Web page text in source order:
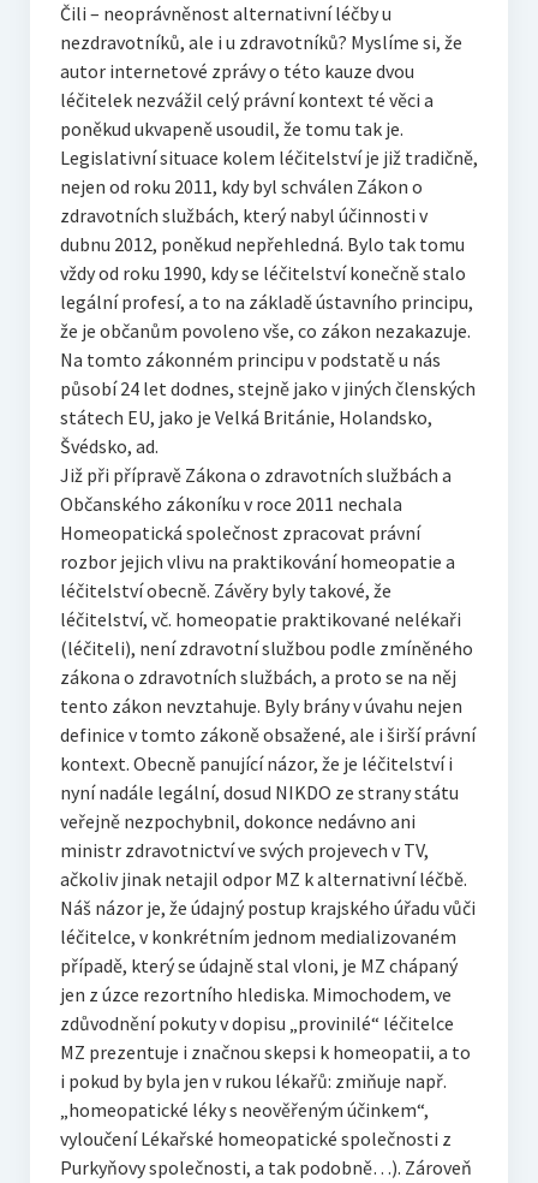
Čili – neoprávněnost alternativní léčby u
nezdravotníků, ale i u zdravotníků? Myslíme si, že
autor internetové zprávy o této kauze dvou
léčitelek nezvážil celý právní kontext té věci a
poněkud ukvapeně usoudil, že tomu tak je.
Legislativní situace kolem léčitelství je již tradičně,
nejen od roku 2011, kdy byl schválen Zákon o
zdravotních službách, který nabyl účinnosti v
dubnu 2012, poněkud nepřehledná. Bylo tak tomu
vždy od roku 1990, kdy se léčitelství konečně stalo
legální profesí, a to na základě ústavního principu,
že je občanům povoleno vše, co zákon nezakazuje.
Na tomto zákonném principu v podstatě u nás
působí 24 let dodnes, stejně jako v jiných členských
státech EU, jako je Velká Británie, Holandsko,
Švédsko, ad.
Již při přípravě Zákona o zdravotních službách a
Občanského zákoníku v roce 2011 nechala
Homeopatická společnost zpracovat právní
rozbor jejich vlivu na praktikování homeopatie a
léčitelství obecně. Závěry byly takové, že
léčitelství, vč. homeopatie praktikované nelékaři
(léčiteli), není zdravotní službou podle zmíněného
zákona o zdravotních službách, a proto se na něj
tento zákon nevztahuje. Byly brány v úvahu nejen
definice v tomto zákoně obsažené, ale i širší právní
kontext. Obecně panující názor, že je léčitelství i
nyní nadále legální, dosud NIKDO ze strany státu
veřejně nezpochybnil, dokonce nedávno ani
ministr zdravotnictví ve svých projevech v TV,
ačkoliv jinak netajil odpor MZ k alternativní léčbě.
Náš názor je, že údajný postup krajského úřadu vůči
léčitelce, v konkrétním jednom medializovaném
případě, který se údajně stal vloni, je MZ chápaný
jen z úzce rezortního hlediska. Mimochodem, ve
zdůvodnění pokuty v dopisu „provinilé“ léčitelce
MZ prezentuje i značnou skepsi k homeopatii, a to
i pokud by byla jen v rukou lékařů: zmiňuje např.
„homeopatické léky s neověřeným účinkem“,
vyloučení Lékařské homeopatické společnosti z
Purkyňovy společnosti, a tak podobně…). Zároveň